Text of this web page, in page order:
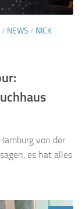
/ NEWS / NICK
von der
es hat alles